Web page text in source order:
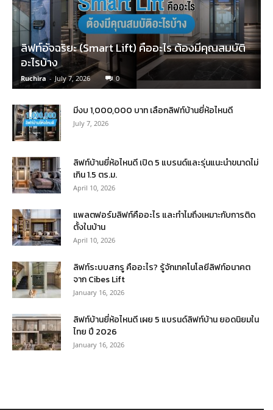
ลิฟท์อัจฉริยะ (Smart Lift) คืออะไร ต้องมีคุณสมบัติ
อะไรบ้าง
Ruchira - July 7, 2026 0
มีงบ 1,000,000 บาท เลือกลิฟท์บ้านยี่ห้อไหนดี
July 7, 2026
ลิฟท์บ้านยี่ห้อไหนดี เปิด 5 แบรนด์และรุ่นแนะนำขนาดไม่
เกิน 1.5 ตร.ม.
April 10, 2026
แพลตฟอร์มลิฟท์คืออะไร และทำไมถึงเหมาะกับการติด
ตั้งในบ้าน
April 10, 2026
ลิฟท์ระบบสกรู คืออะไร? รู้จักเทคโนโลยีลิฟท์อนาคต
จาก Cibes Lift
January 16, 2026
ลิฟท์บ้านยี่ห้อไหนดี เผย 5 แบรนด์ลิฟท์บ้าน ยอดนิยมใน
ไทย ปี 2026
January 16, 2026